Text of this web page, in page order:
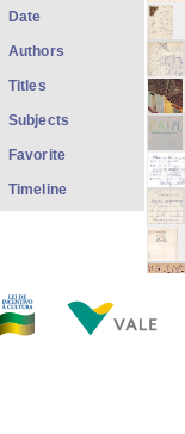
Date
Authors
Titles
Subjects
Favorite
Timeline